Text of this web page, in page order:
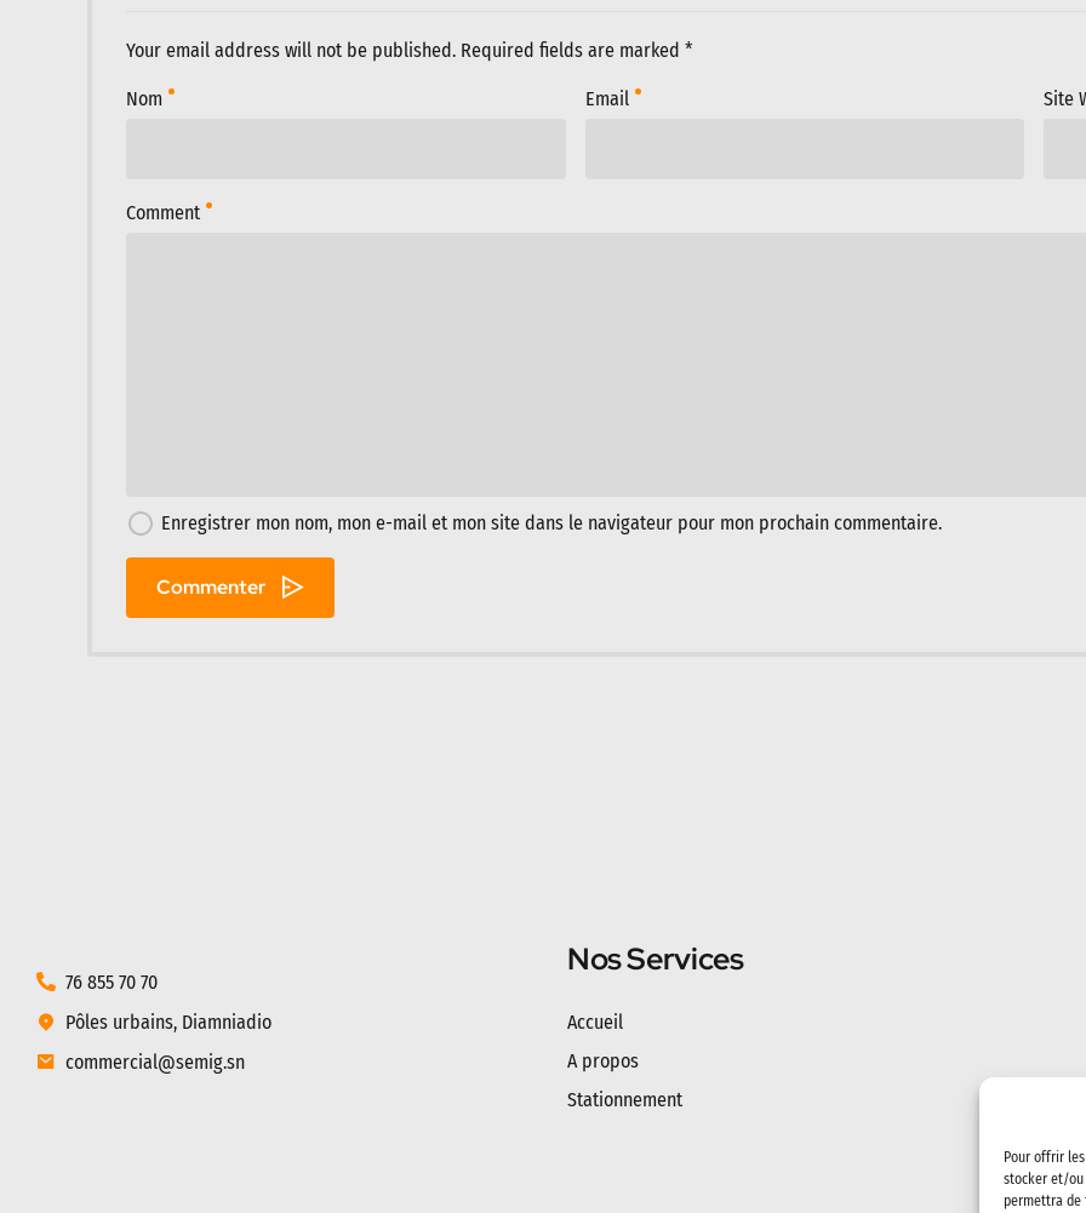
Pour offrir
stocker et/ou
permettra de
Your email address will not be published. Required fields are marked *
Comment
Nom Email Site
Enregistrer mon nom, mon e-mail et mon site dans le navigateur pour mon prochain commentaire.
Commenter
76 855 70 70
Pôles urbains, Diamniadio
commercial@semig.sn
Nos Services
Accueil
A propos
Stationnement